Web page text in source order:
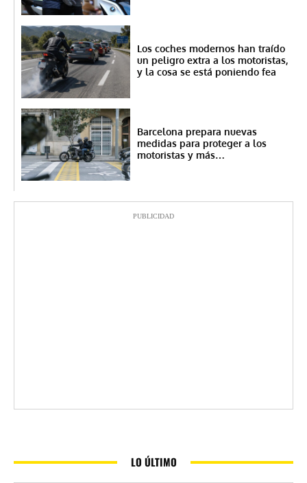
Los coches modernos han traído
un peligro extra a los motoristas,
y la cosa se está poniendo fea
Barcelona prepara nuevas
medidas para proteger a los
motoristas y más…
PUBLICIDAD
LO ÚLTIMO